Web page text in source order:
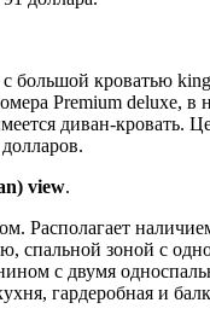
большой кроватью
Premium deluxe, в
диван-кровать.
view.
Располагает
спальной зоной с
с двумя
гардеробная и